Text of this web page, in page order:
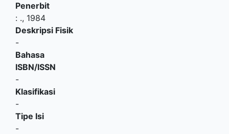
Penerbit
: ., 1984
Deskripsi Fisik
-
Bahasa
ISBN/ISSN
-
Klasifikasi
-
Tipe Isi
-